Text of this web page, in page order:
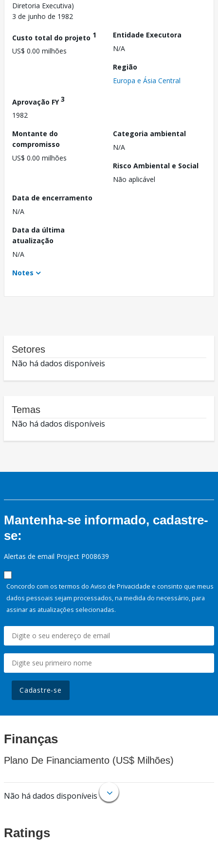
Diretoria Executiva)
3 de junho de 1982
Custo total do projeto 1
US$ 0.00 milhões
Entidade Executora
N/A
Região
Europa e Ásia Central
Aprovação FY3
1982
Montante do
compromisso
US$ 0.00 milhões
Categoria ambiental
N/A
Risco Ambiental e Social
Não aplicável
Data de encerramento
N/A
Data da última
atualização
N/A
Notes
Setores
Não há dados disponíveis
Temas
Não há dados disponíveis
Mantenha-se informado, cadastre-
se:
Alertas de email Project P008639
Concordo com os termos do Aviso de Privacidade e consinto que meus
dados pessoais sejam processados, na medida do necessário, para
assinar as atualizações selecionadas.
Cadastre-se
Finanças
Plano De Financiamento (US$ Milhões)
Não há dados disponíveis
Ratings